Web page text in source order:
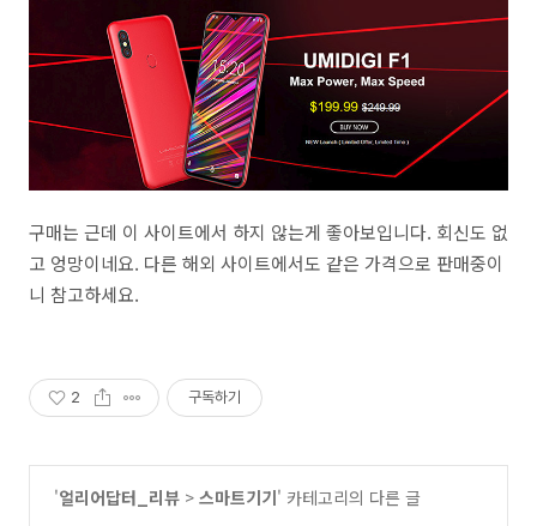
구매는 근데 이 사이트에서 하지 않는게 좋아보입니다. 회신도 없
고 엉망이네요. 다른 해외 사이트에서도 같은 가격으로 판매중이
니 참고하세요.
2 구독하기
'얼리어답터_리뷰 > 스마트기기' 카테고리의 다른 글